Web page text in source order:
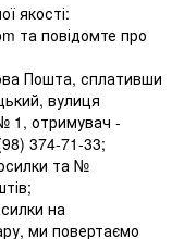
якості:
та повідомте про
Пошта, сплативши
вулиця
1, отримувач -
374-71-33;
та №
на
ми повертаємо